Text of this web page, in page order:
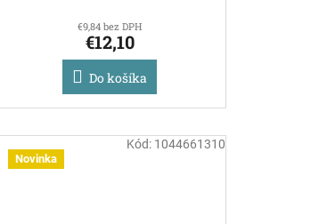
€9,84 bez DPH
€12,10
Do košíka
Novinka
Kód: 1044661310